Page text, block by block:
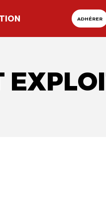
ADHÉRER